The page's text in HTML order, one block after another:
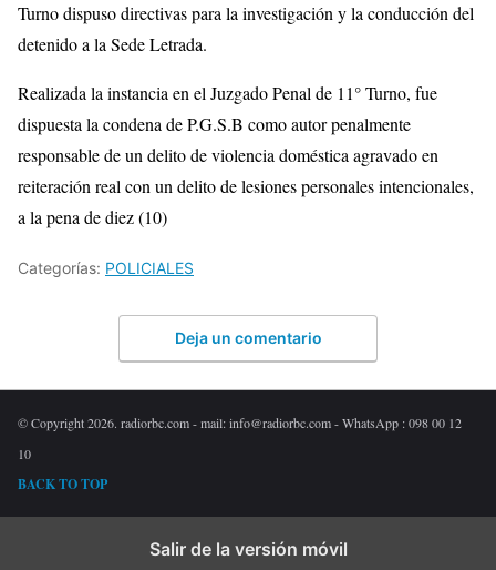
Turno dispuso directivas para la investigación y la conducción del
detenido a la Sede Letrada.
Realizada la instancia en el Juzgado Penal de 11° Turno, fue
dispuesta la condena de P.G.S.B como autor penalmente
responsable de un delito de violencia doméstica agravado en
reiteración real con un delito de lesiones personales intencionales,
a la pena de diez (10)
Categorías: POLICIALES
Deja un comentario
© Copyright 2026. radiorbc.com - mail: info@radiorbc.com - WhatsApp : 098 00 12
10
BACK TO TOP
Salir de la versión móvil